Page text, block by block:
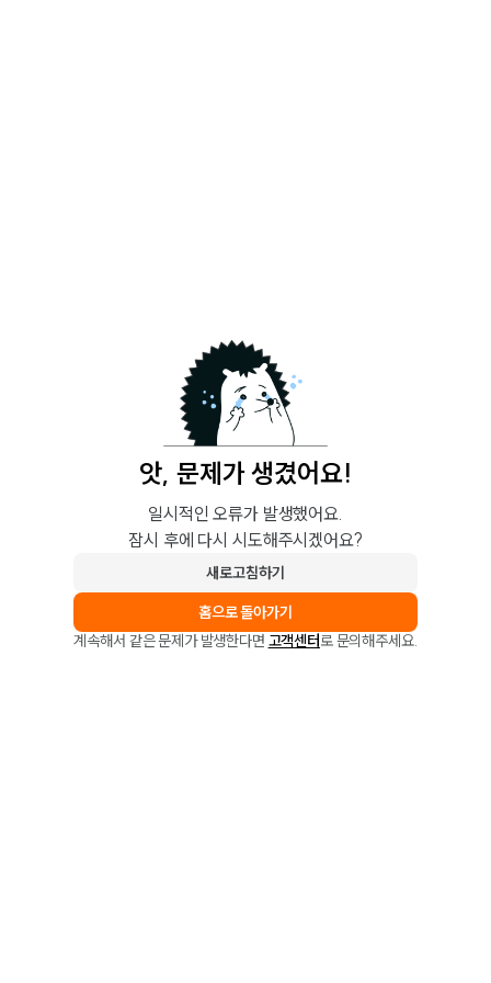
앗, 문제가 생겼어요!
일시적인 오류가 발생했어요.
잠시 후에 다시 시도해주시겠어요?
새로고침하기
홈으로 돌아가기
계속해서 같은 문제가 발생한다면 고객센터로 문의해주세요.